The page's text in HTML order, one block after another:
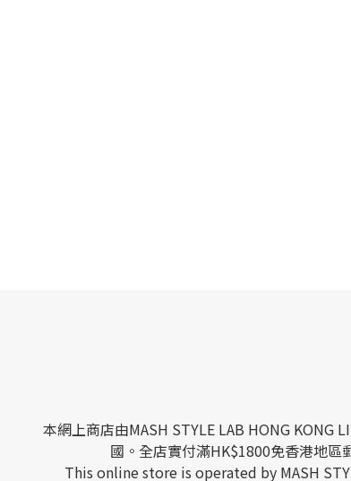
本網上商店由MASH STYLE LAB HONG
國。全店實付滿HK$1800免香港地區
This online store is operated by MASH